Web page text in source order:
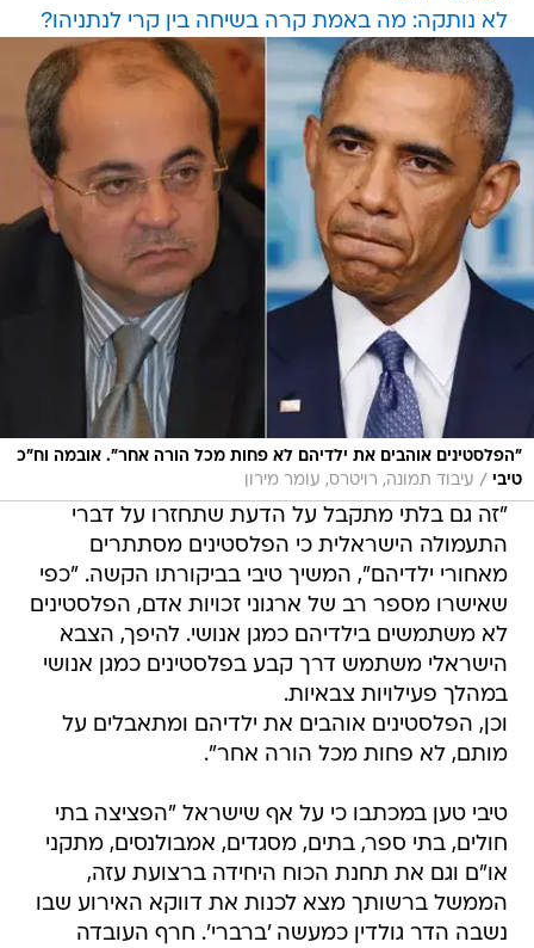
לא נותקה: מה באמת קרה בשיחה בין קרי לנתניהו?
"הפלסטינים אוהבים את ילדיהם לא פחות מכל הורה אחר". אובמה וח"כ
טיבי / עיבוד תמונה, רויטרס, עומר מירון
"זה גם בלתי מתקבל על הדעת שתחזרו על דברי
התעמולה הישראלית כי הפלסטינים מסתתרים
מאחורי ילדיהם", המשיך טיבי בביקורתו הקשה. "כפי
שאישרו מספר רב של ארגוני זכויות אדם, הפלסטינים
לא משתמשים בילדיהם כמגן אנושי. להיפך, הצבא
הישראלי משתמש דרך קבע בפלסטינים כמגן אנושי
במהלך פעילויות צבאיות.
וכן, הפלסטינים אוהבים את ילדיהם ומתאבלים על
מותם, לא פחות מכל הורה אחר".
טיבי טען במכתבו כי על אף שישראל "הפציצה בתי
חולים, בתי ספר, בתים, מסגדים, אמבולנסים, מתקני
או"ם וגם את תחנת הכוח היחידה ברצועת עזה,
הממשל ברשותך מצא לכנות את דווקא האירוע שבו
נשבה הדר גולדין כמעשה 'ברברי'. חרף העובדה